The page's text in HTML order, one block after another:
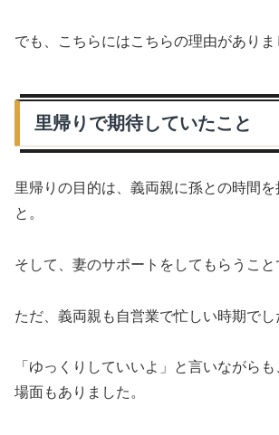
でも、こちらにはこちらの理由がありま
里帰りで期待していたこと
里帰りの目的は、義両親に孫との時間を
と。
そして、妻のサポートをしてもらうこと
ただ、義両親も自営業で忙しい時期でし
「ゆっくりしていいよ」と言いながら
場面もありました。